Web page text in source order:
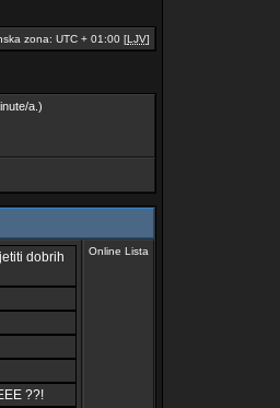
zona: UTC + 01:00 [LJV]
a.)
dobrih
??!
Online Lista